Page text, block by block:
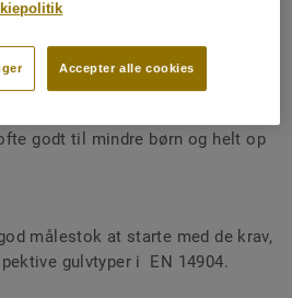
bør vælges til gymnastiksale
klasse til gymnasiet samt til
eliteidræt
godt til mindre børn og helt op
målestok at starte med de krav,
gulvtyper i EN 14904.
Accepter alle cookies